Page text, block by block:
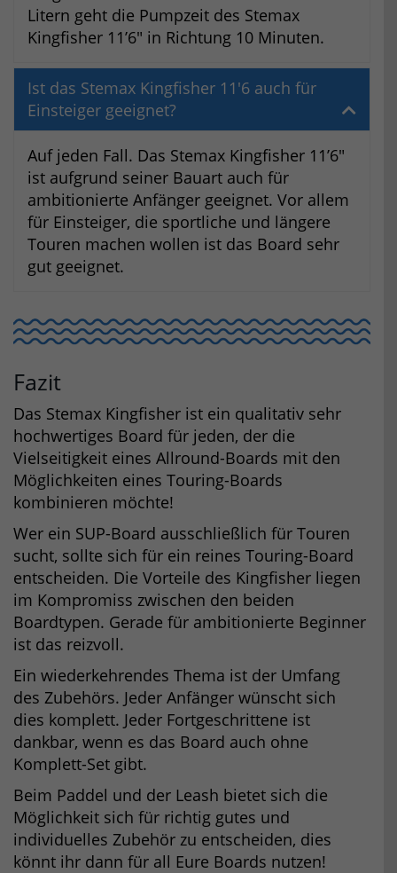
Litern geht die Pumpzeit des Stemax
Kingfisher 11’6″ in Richtung 10 Minuten.
Ist das Stemax Kingfisher 11'6 auch für
Einsteiger geeignet?
Auf jeden Fall. Das Stemax Kingfisher 11’6″
ist aufgrund seiner Bauart auch für
ambitionierte Anfänger geeignet. Vor allem
für Einsteiger, die sportliche und längere
Touren machen wollen ist das Board sehr
gut geeignet.
Fazit
Das Stemax Kingfisher ist ein qualitativ sehr
hochwertiges Board für jeden, der die
Vielseitigkeit eines Allround-Boards mit den
Möglichkeiten eines Touring-Boards
kombinieren möchte!
Wer ein SUP-Board ausschließlich für Touren
sucht, sollte sich für ein reines Touring-Board
entscheiden. Die Vorteile des Kingfisher liegen
im Kompromiss zwischen den beiden
Boardtypen. Gerade für ambitionierte Beginner
ist das reizvoll.
Ein wiederkehrendes Thema ist der Umfang
des Zubehörs. Jeder Anfänger wünscht sich
dies komplett. Jeder Fortgeschrittene ist
dankbar, wenn es das Board auch ohne
Komplett-Set gibt.
Beim Paddel und der Leash bietet sich die
Möglichkeit sich für richtig gutes und
individuelles Zubehör zu entscheiden, dies
könnt ihr dann für all Eure Boards nutzen!